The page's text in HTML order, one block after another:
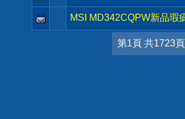
MSI MD342CQPW新品瑕
第1頁 共1723頁